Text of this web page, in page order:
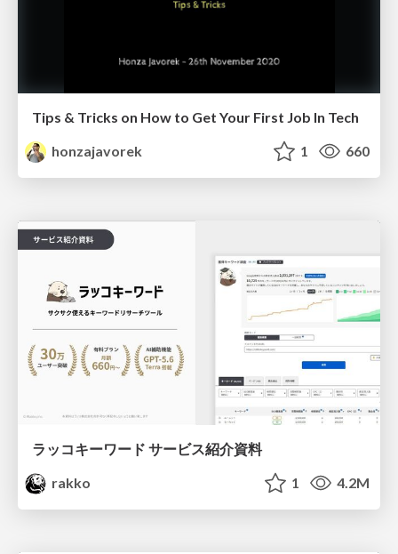
Tips & Tricks on How to Get Your First Job In Tech
honzajavorek
1 660
ラッコキーワード サービス紹介資料
rakko
1 4.2M